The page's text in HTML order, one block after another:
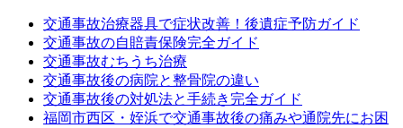
交通事故治療器具で症状改善！後遺症予防ガイド
交通事故の自賠責保険完全ガイド
交通事故むちうち治療
交通事故後の病院と整骨院の違い
交通事故後の対処法と手続き完全ガイド
福岡市西区・姪浜で交通事故後の痛みや通院先にお困